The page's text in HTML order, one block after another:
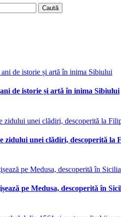
de istorie și artă în inima Sibiului
zidului unei clădiri, descoperită la
pe Medusa, descoperită în